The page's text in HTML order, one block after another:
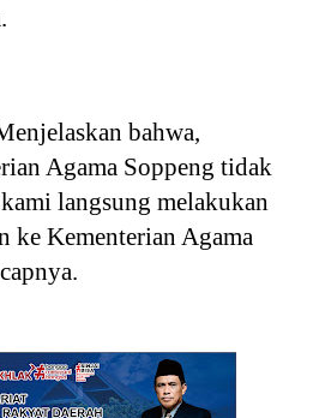
bahwa,
Agama Soppeng tidak
langsung melakukan
ke Kementerian Agama